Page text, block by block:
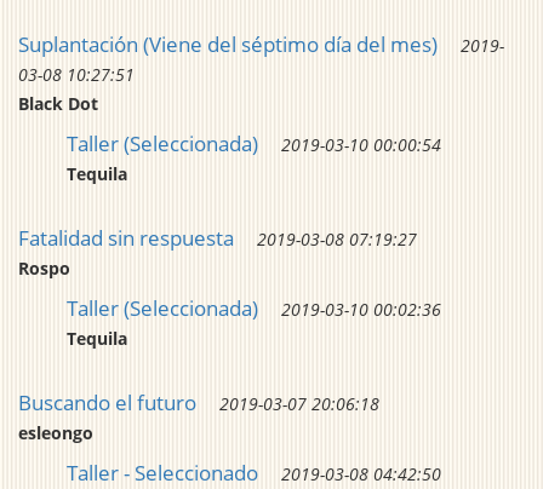
Suplantación (Viene del séptimo día del mes)
2019-
03-08 10:27:51
Black Dot
Taller (Seleccionada)
2019-03-10 00:00:54
Tequila
Fatalidad sin respuesta
2019-03-08 07:19:27
Rospo
Taller (Seleccionada)
2019-03-10 00:02:36
Tequila
Buscando el futuro
2019-03-07 20:06:18
esleongo
Taller - Seleccionado
2019-03-08 04:42:50